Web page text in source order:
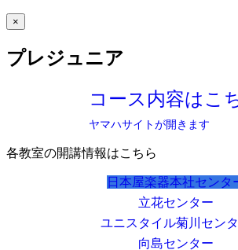
×
プレジュニア
コース内容はこ
ヤマハサイトが開きます
各教室の開講情報はこちら
日本屋楽器本社センタ
立花センター
ユニスタイル菊川セン
向島センター